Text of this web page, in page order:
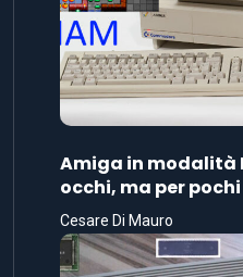
Amiga in modalità
occhi, ma per
Cesare Di Mauro